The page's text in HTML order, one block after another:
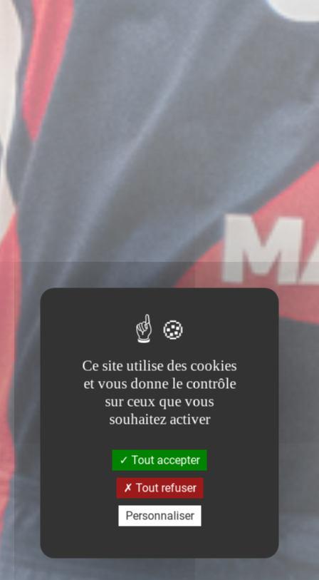
Ce site utilise des cookies
et vous donne le contrôle
sur ceux que vous
souhaitez activer
Tout accepter
Tout refuser
Personnaliser